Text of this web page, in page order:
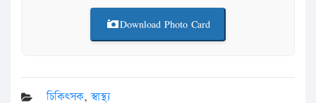
Download Photo Card
চিকিৎসক,স্বাস্থ্য